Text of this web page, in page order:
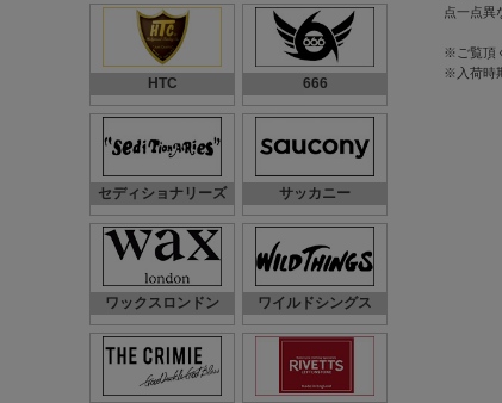
点一点異
※ご覧頂
※入荷時
HTC 666
セディショナリーズ サッカニー
ワックスロンドン ワイルドシングス